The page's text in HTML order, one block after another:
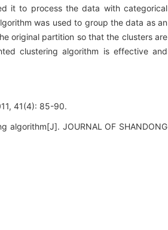
it to process the data with categorical
was used to group the data as an
original partition so that the clusters are
clustering algorithm is effective and
41(4): 85-90.
algorithm[J]. JOURNAL OF SHANDONG